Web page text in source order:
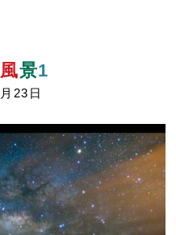
風景1
23日